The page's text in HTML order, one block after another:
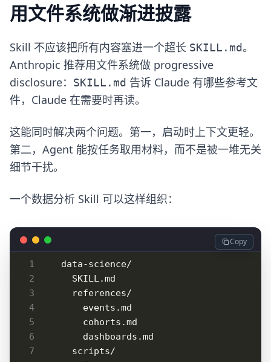
用文件系统做渐进披露
Skill 不应该把所有内容塞进一个超长 SKILL.md。
Anthropic 推荐用文件系统做 progressive
disclosure：
SKILL.md 告诉 Claude 有哪些参考文
件，Claude 在需要时再读。
这能同时解决两个问题。第一，启动时上下文更轻。
第二，Agent 能按任务取用材料，而不是被一堆无关
细节干扰。
一个数据分析 Skill 可以这样组织：
Copy